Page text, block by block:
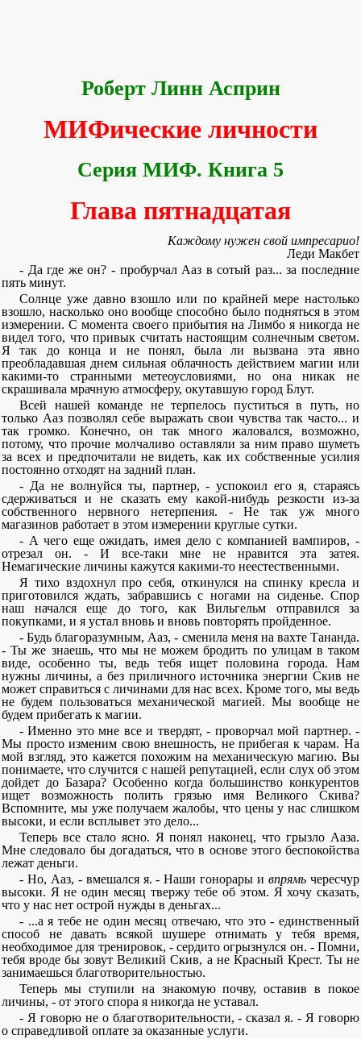
Роберт Линн Асприн
МИФические личности
Серия МИФ. Книга 5
Глава пятнадцатая
Каждому нужен свой импресарио!
Леди Макбет
- Да где же он? - пробурчал Ааз в сотый раз... за последние
пять минут.
Солнце уже давно взошло или по крайней мере настолько
взошло, насколько оно вообще способно было подняться в этом
измерении. С момента своего прибытия на Лимбо я никогда не
видел того, что привык считать настоящим солнечным светом.
Я так до конца и не понял, была ли вызвана эта явно
преобладавшая днем сильная облачность действием магии или
какими-то странными метеоусловиями, но она никак не
скрашивала мрачную атмосферу, окутавшую город Блут.
Всей нашей команде не терпелось пуститься в путь, но
только Ааз позволял себе выражать свои чувства так часто... и
так громко. Конечно, он так много жаловался, возможно,
потому, что прочие молчаливо оставляли за ним право шуметь
за всех и предпочитали не видеть, как их собственные усилия
постоянно отходят на задний план.
- Да не волнуйся ты, партнер, - успокоил его я, стараясь
сдерживаться и не сказать ему какой-нибудь резкости из-за
собственного нервного нетерпения. - Не так уж много
магазинов работает в этом измерении круглые сутки.
- А чего еще ожидать, имея дело с компанией вампиров, -
отрезал он. - И все-таки мне не нравится эта затея.
Немагические личины кажутся какими-то неестественными.
Я тихо вздохнул про себя, откинулся на спинку кресла и
приготовился ждать, забравшись с ногами на сиденье. Спор
наш начался еще до того, как Вильгельм отправился за
покупками, и я устал вновь и вновь повторять пройденное.
- Будь благоразумным, Ааз, - сменила меня на вахте Тананда.
- Ты же знаешь, что мы не можем бродить по улицам в таком
виде, особенно ты, ведь тебя ищет половина города. Нам
нужны личины, а без приличного источника энергии Скив не
может справиться с личинами для нас всех. Кроме того, мы ведь
не будем пользоваться механической магией. Мы вообще не
будем прибегать к магии.
- Именно это мне все и твердят, - проворчал мой партнер. -
Мы просто изменим свою внешность, не прибегая к чарам. На
мой взгляд, это кажется похожим на механическую магию. Вы
понимаете, что случится с нашей репутацией, если слух об этом
дойдет до Базара? Особенно когда большинство конкурентов
ищет возможность полить грязью имя Великого Скива?
Вспомните, мы уже получаем жалобы, что цены у нас слишком
высоки, и если всплывет это дело...
Теперь все стало ясно. Я понял наконец, что грызло Ааза.
Мне следовало бы догадаться, что в основе этого беспокойства
лежат деньги.
- Но, Ааз, - вмешался я. - Наши гонорары ивпрямь чересчур
высоки. Я не один месяц твержу тебе об этом. Я хочу сказать,
что у нас нет острой нужды в деньгах...
- ...а я тебе не один месяц отвечаю, что это - единственный
способ не давать всякой шушере отнимать у тебя время,
необходимое для тренировок, - сердито огрызнулся он. - Помни,
тебя вроде бы зовут Великий Скив, а не Красный Крест. Ты не
занимаешься благотворительностью.
Теперь мы ступили на знакомую почву, оставив в покое
личины, - от этого спора я никогда не уставал.
- Я говорю не о благотворительности, - сказал я. - Я говорю
о справедливой оплате за оказанные услуги.